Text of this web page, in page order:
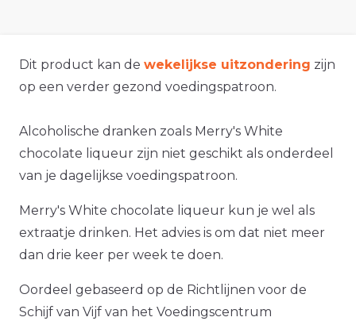
Dit product kan de wekelijkse uitzondering zijn
op een verder gezond voedingspatroon.
Alcoholische dranken zoals Merry's White
chocolate liqueur zijn niet geschikt als onderdeel
van je dagelijkse voedingspatroon.
Merry's White chocolate liqueur kun je wel als
extraatje drinken. Het advies is om dat niet meer
dan drie keer per week te doen.
Oordeel gebaseerd op de Richtlijnen voor de
Schijf van Vijf van het Voedingscentrum